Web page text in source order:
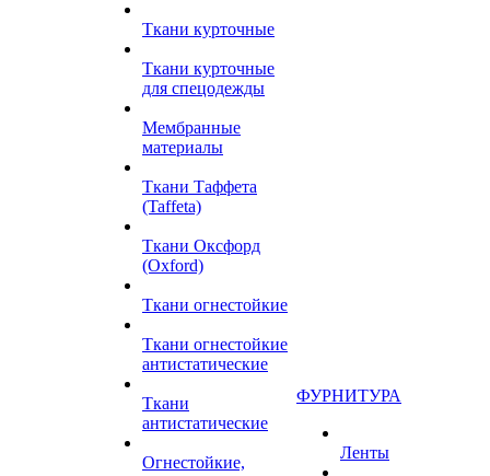
Ткани курточные
Ткани курточные
для спецодежды
Мембранные
материалы
Ткани Таффета
(Taffeta)
Ткани Оксфорд
(Oxford)
Ткани огнестойкие
Ткани огнестойкие
антистатические
Ткани
антистатические
Огнестойкие,
ФУРНИТУРА
Ленты